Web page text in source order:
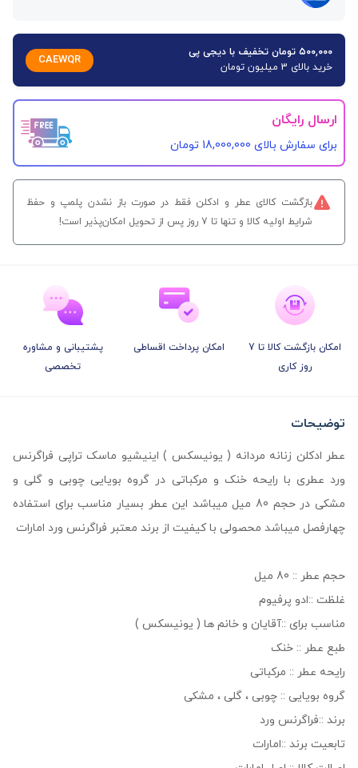
۵۰۰,۰۰۰ تومان تخفیف با دیجی پی
خرید بالای 3 میلیون تومان
CAEWQR
ارسال رایگان
برای سفارش‌ بالای 18,000,000 تومان
بازگشت کالای عطر و ادکلن فقط در صورت باز نشدن پلمپ و حفظ
شرایط اولیه کالا و تنها تا 7 روز پس از تحویل امکان‌پذیر است!
امکان بازگشت کالا تا 7
روز کاری
امکان پرداخت اقساطی
پشتیبانی و مشاوره
تخصصی
توضیحات
عطر ادکلن زنانه مردانه ( یونیسکس ) اینیشیو ماسک تراپی فراگرنس
ورد عطری با رایحه خنک و مرکباتی در گروه بویایی چوبی و گلی و
مشکی در حجم 80 میل میباشد این عطر بسیار مناسب برای استفاده
چهارفصل میباشد محصولی با کیفیت از برند معتبر فراگرنس ورد امارات
حجم عطر :: 80 میل
غلظت ::ادو پرفیوم
مناسب برای ::آقایان و خانم ها ( یونیسکس )
طبع عطر :: خنک
رایحه عطر :: مرکباتی
گروه بویایی :: چوبی ، گلی ، مشکی
برند ::فراگرنس ورد
تابعیت برند ::امارات